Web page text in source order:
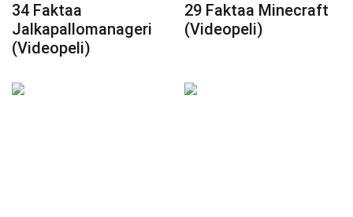
34 Faktaa
Jalkapallomanageri
(Videopeli)
29 Faktaa Minecraft
(Videopeli)